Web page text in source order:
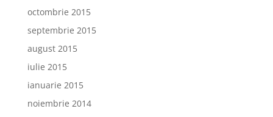
octombrie 2015
septembrie 2015
august 2015
iulie 2015
ianuarie 2015
noiembrie 2014